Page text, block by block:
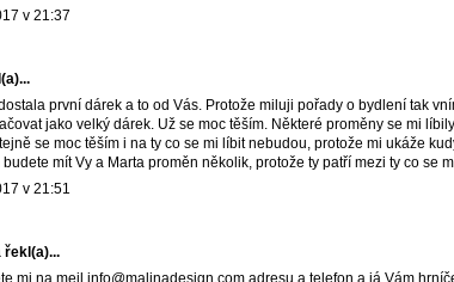
v 21:37
první dárek a to od Vás. Protože miluji pořady o bydlení tak
jako velký dárek. Už se moc těším. Některé proměny se mi
se moc těším i na ty co se mi líbit nebudou, protože mi ukáže
budete mít Vy a Marta proměn několik, protože ty patří mezi ty co se
v 21:51
řekl(a)...
mi na mejl info@malinadesign.com adresu a telefon a já Vám